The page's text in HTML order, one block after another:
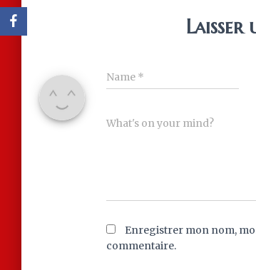
Laisser
Name *
What's on your mind?
Enregistrer mon nom,
commentaire.